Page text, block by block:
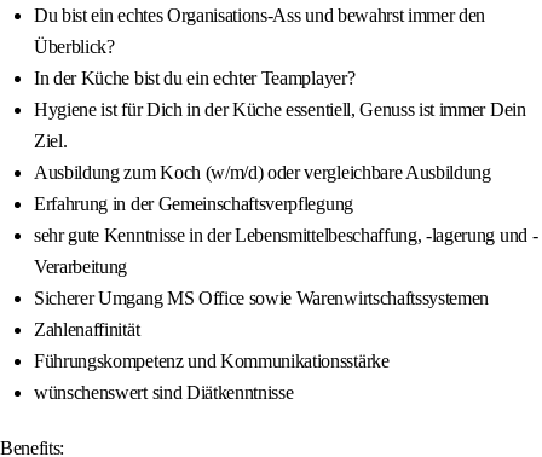
Du bist ein echtes Organisations-Ass und bewahrst immer den
Überblick?
In der Küche bist du ein echter Teamplayer?
Hygiene ist für Dich in der Küche essentiell, Genuss ist immer Dein
Ziel.
Ausbildung zum Koch (w/m/d) oder vergleichbare Ausbildung
Erfahrung in der Gemeinschaftsverpflegung
sehr gute Kenntnisse in der Lebensmittelbeschaffung, -lagerung und -
Verarbeitung
Sicherer Umgang MS Office sowie Warenwirtschaftssystemen
Zahlenaffinität
Führungskompetenz und Kommunikationsstärke
wünschenswert sind Diätkenntnisse
Benefits: